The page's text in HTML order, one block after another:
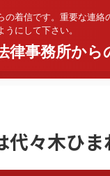
の着信です。重要な連絡
にして下さい。
律事務所から
々木ひま